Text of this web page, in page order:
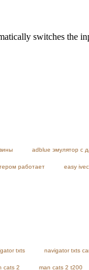
switches the
adblue эмулятор с
работает easy
txts navigator txts
cats 2 man cats 2 t200